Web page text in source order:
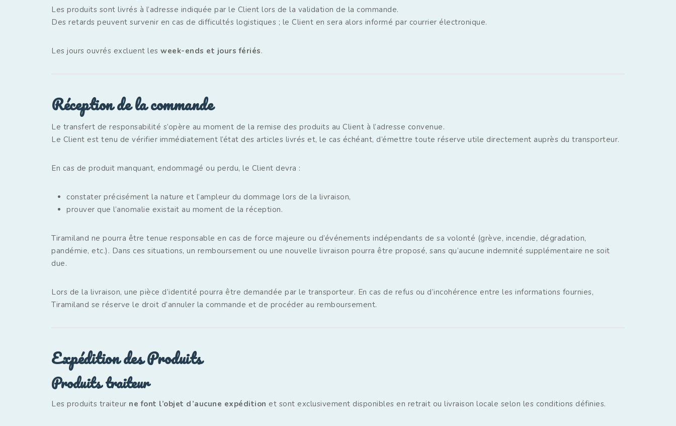
Les produits sont livrés à l’adresse indiquée par le Client lors de la validation de la commande.
Des retards peuvent survenir en cas de difficultés logistiques ; le Client en sera alors informé par courrier électronique.
Les jours ouvrés excluent les week-ends et jours fériés.
Réception de la commande
Le transfert de responsabilité s’opère au moment de la remise des produits au Client à l’adresse convenue.
Le Client est tenu de vérifier immédiatement l’état des articles livrés et, le cas échéant, d’émettre toute réserve utile directement auprès du transporteur.
En cas de produit manquant, endommagé ou perdu, le Client devra :
constater précisément la nature et l’ampleur du dommage lors de la livraison,
prouver que l’anomalie existait au moment de la réception.
Tiramiland ne pourra être tenue responsable en cas de force majeure ou d’événements indépendants de sa volonté (grève, incendie, dégradation,
pandémie, etc.). Dans ces situations, un remboursement ou une nouvelle livraison pourra être proposé, sans qu’aucune indemnité supplémentaire ne soit
due.
Lors de la livraison, une pièce d’identité pourra être demandée par le transporteur. En cas de refus ou d’incohérence entre les informations fournies,
Tiramiland se réserve le droit d’annuler la commande et de procéder au remboursement.
Expédition des Produits
Produits traiteur
Les produits traiteur ne font l’objet d’aucune expédition et sont exclusivement disponibles en retrait ou livraison locale selon les conditions définies.